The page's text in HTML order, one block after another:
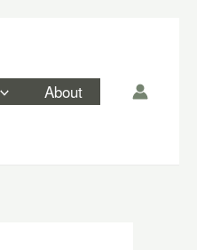
About